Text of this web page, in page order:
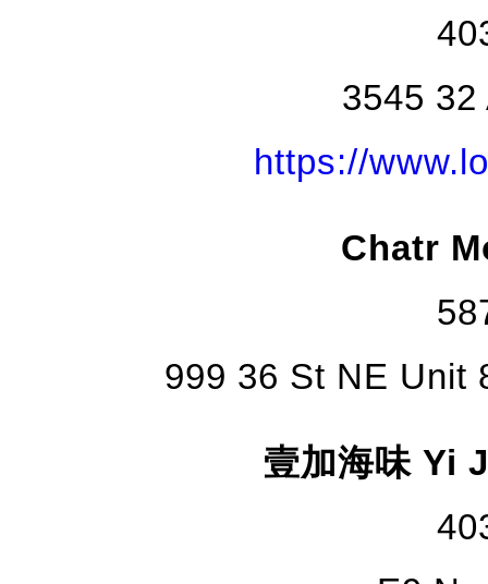
3545
https://
Chatr
999 36 St NE Unit
壹加海味 Yi